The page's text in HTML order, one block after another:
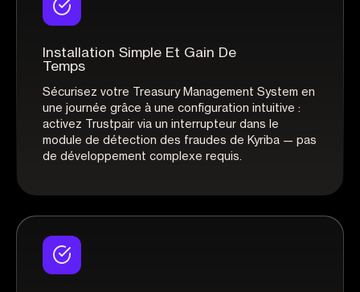
Installation Simple Et Gain De
Temps
Sécurisez votre Treasury Management System en
une journée grâce à une configuration intuitive :
activez Trustpair via un interrupteur dans le
module de détection des fraudes de Kyriba — pas
de développement complexe requis.